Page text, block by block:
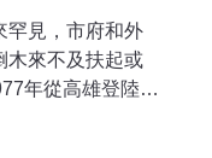
罕見，市府和外
木來不及扶起或
年從高雄登陸的
易才長大，正